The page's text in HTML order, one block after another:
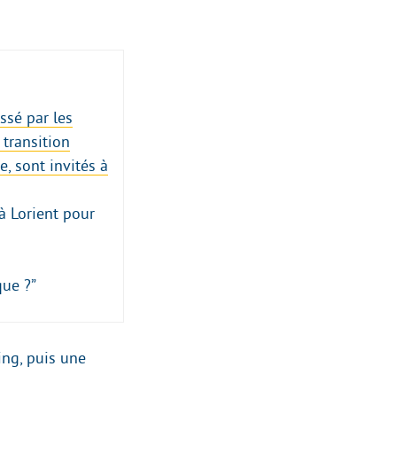
par les
transition
sont invités à
Lorient pour
?”
puis une